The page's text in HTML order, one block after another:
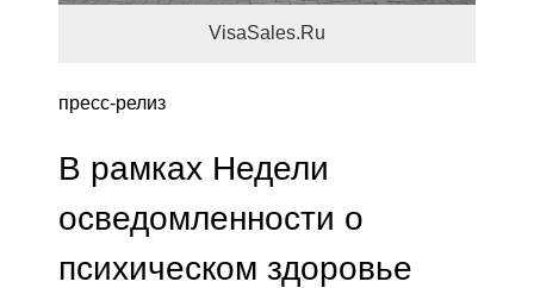
VisaSales.Ru
пресс-релиз
В рамках Недели
осведомленности о
психическом здоровье